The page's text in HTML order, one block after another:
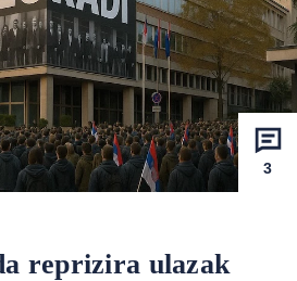
3
reprizira ulazak